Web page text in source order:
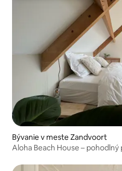
Bývanie v meste Zandvoort
Aloha Beach House – pohodlný